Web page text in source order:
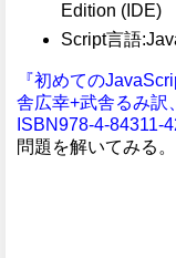
Edition (IDE)
Script言語
『初めての
舎広幸+武舎るみ訳
ISBN978-4-84311-
問題を解いてみる。